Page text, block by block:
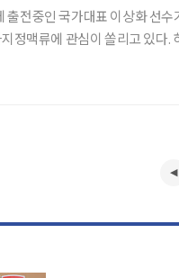
출전중인 국가대표 이상화 선
지정맥류는 종아리의 정맥이 부풀어 올라 구불구불한 형태를 보인다.